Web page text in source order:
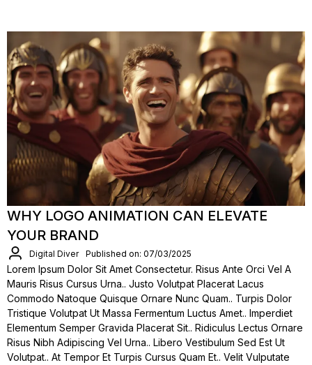
WHY LOGO ANIMATION CAN ELEVATE
YOUR BRAND
Digital Diver Published on: 07/03/2025
Lorem Ipsum Dolor Sit Amet Consectetur. Risus Ante Orci Vel A
Mauris Risus Cursus Urna.. Justo Volutpat Placerat Lacus
Commodo Natoque Quisque Ornare Nunc Quam.. Turpis Dolor
Tristique Volutpat Ut Massa Fermentum Luctus Amet.. Imperdiet
Elementum Semper Gravida Placerat Sit.. Ridiculus Lectus Ornare
Risus Nibh Adipiscing Vel Urna.. Libero Vestibulum Sed Est Ut
Volutpat.. At Tempor Et Turpis Cursus Quam Et.. Velit Vulputate